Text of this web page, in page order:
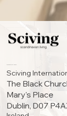
HOVEDKONTOR:
Sciving
The Black
Mary's Place
Dublin, D07